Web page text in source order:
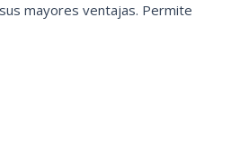
mayores ventajas. Permite